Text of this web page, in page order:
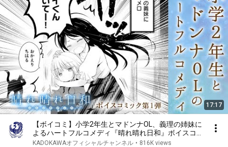
17:17
【ボイコミ】小学2年生とマドンナOL、義理の姉妹に
よるハートフルコメディ『晴れ晴れ日和』ボイスコミ
ック第1弾【CV：茅野愛衣＆長縄まりあ 他】
KADOKAWAオフィシャルチャンネル • 816K views